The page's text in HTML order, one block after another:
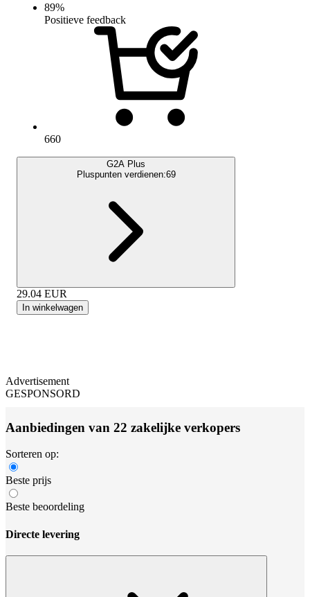
89%
Positieve feedback
660
G2A Plus
Pluspunten verdienen:69
29.04 EUR
In winkelwagen
Advertisement
GESPONSORD
Aanbiedingen van 22 zakelijke verkopers
Sorteren op:
Beste prijs
Beste beoordeling
Directe levering